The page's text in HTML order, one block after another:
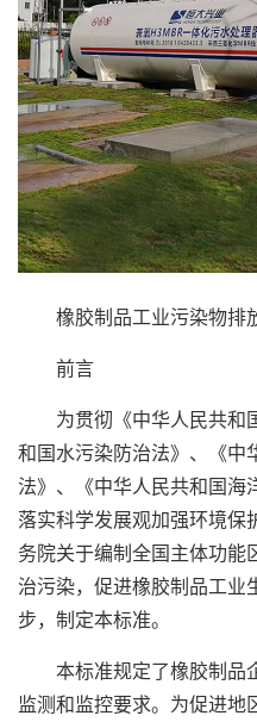
橡胶制品工业污染物排
前言
为贯彻《中华人民共和
和国水污染防治法》、《中
法》、《中华人民共和国海
落实科学发展观加强环境保
务院关于编制全国主体功能
治污染，促进橡胶制品工业
步，制定本标准。
本标准规定了橡胶制品企
监测和监控要求。为促进